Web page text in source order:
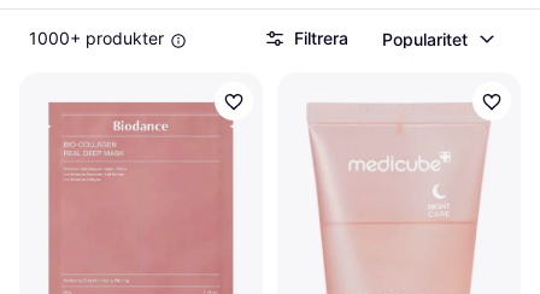
1000+ produkter Filtrera Popularitet